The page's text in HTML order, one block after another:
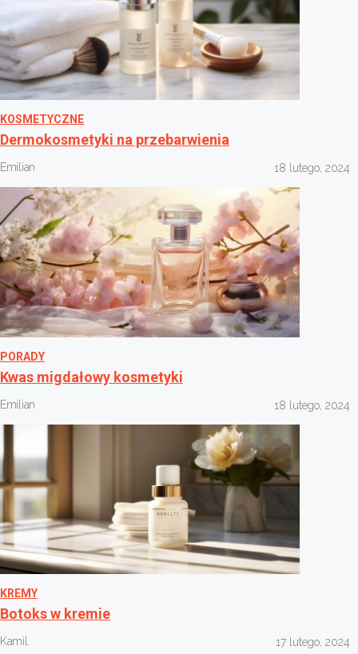
KOSMETYCZNE
Dermokosmetyki na przebarwienia
Emilian 18 lutego, 2024
PORADY
Kwas migdałowy kosmetyki
Emilian 18 lutego, 2024
KREMY
Botoks w kremie
Kamil 17 lutego, 2024